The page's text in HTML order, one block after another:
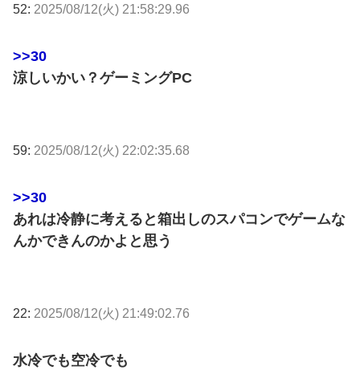
52: 2025/08/12(火) 21:58:29.96
>>30
涼しいかい？ゲーミングPC
59: 2025/08/12(火) 22:02:35.68
>>30
あれは冷静に考えると箱出しのスパコンでゲームな
んかできんのかよと思う
22: 2025/08/12(火) 21:49:02.76
水冷でも空冷でも